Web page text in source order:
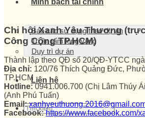
Minh bạch tài chính
Báo cáo sử dụng theo dự án
Tri ân tấm lòng vàng
Duy trì dự án
Liên hệ
Chi hội Xanh Yêu Thương
Công Cộng TP.HCM)
Thành lập theo QĐ số 20/QĐ-YTCC
Địa chỉ: 120/76 Thích Quảng Đức,
TP.HCM
Hotline:0941.006.700 (Chị Lâm Thúy
(Anh Phú Tuấn)
Email:
Facebook: https://www.facebook.com/